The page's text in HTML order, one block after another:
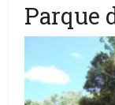
Parque